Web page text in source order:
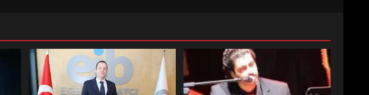
7
YÖNETİM NASIL ŞEKİLLENDİ?
AYVALIK SU MİRASI İÇİN